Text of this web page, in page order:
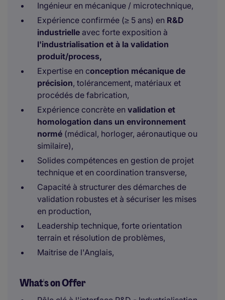
Ingénieur en mécanique / microtechnique,
Expérience confirmée (≥ 5 ans) en R&D
industrielle avec forte exposition à
l'industrialisation et à la validation
produit/process,
Expertise en conception mécanique de
précision, tolérancement, matériaux et
procédés de fabrication,
Expérience concrète en validation et
homologation dans un environnement
normé (médical, horloger, aéronautique ou
similaire),
Solides compétences en gestion de projet
technique et en coordination transverse,
Capacité à structurer des démarches de
validation robustes et à sécuriser les mises
en production,
Leadership technique, forte orientation
terrain et résolution de problèmes,
Maitrise de l'Anglais,
What's on Offer